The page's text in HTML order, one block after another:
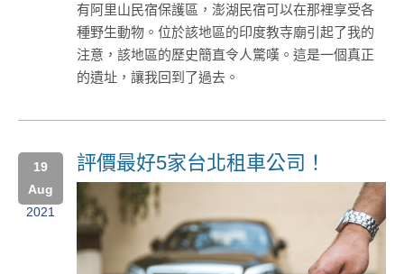
有阿里山民宿保護區，澎湖民宿可以在那裡享受各
種野生動物。位於該地區的印度教寺廟引起了我的
注意，該地區的歷史簡直令人驚嘆。這是一個真正
的遺址，讓我回到了過去。
2021
19
Aug
評價最好5家台北租車公司！